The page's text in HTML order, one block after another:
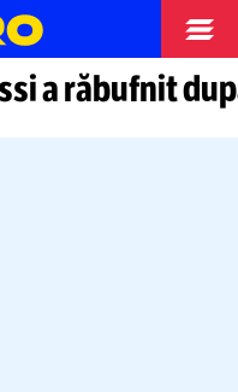
a răbufnit